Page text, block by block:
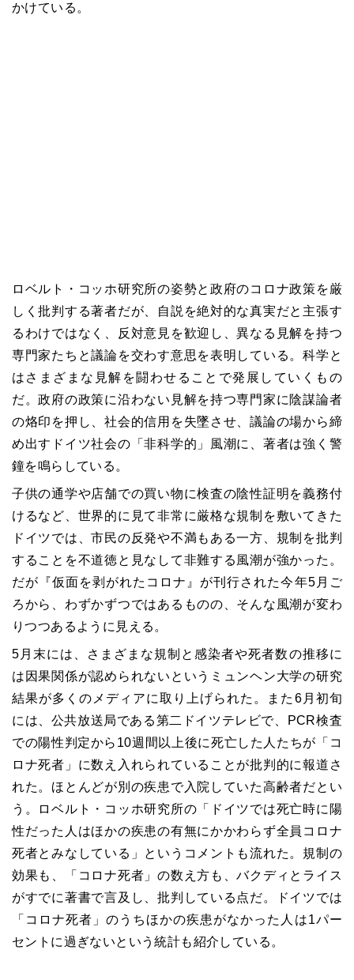
かけている。
ロベルト・コッホ研究所の姿勢と政府のコロナ政策を厳
しく批判する著者だが、自説を絶対的な真実だと主張す
るわけではなく、反対意見を歓迎し、異なる見解を持つ
専門家たちと議論を交わす意思を表明している。科学と
はさまざまな見解を闘わせることで発展していくもの
だ。政府の政策に沿わない見解を持つ専門家に陰謀論者
の烙印を押し、社会的信用を失墜させ、議論の場から締
め出すドイツ社会の「非科学的」風潮に、著者は強く警
鐘を鳴らしている。
子供の通学や店舗での買い物に検査の陰性証明を義務付
けるなど、世界的に見て非常に厳格な規制を敷いてきた
ドイツでは、市民の反発や不満もある一方、規制を批判
することを不道徳と見なして非難する風潮が強かった。
だが『仮面を剥がれたコロナ』が刊行された今年5月ご
ろから、わずかずつではあるものの、そんな風潮が変わ
りつつあるように見える。
5月末には、さまざまな規制と感染者や死者数の推移に
は因果関係が認められないというミュンヘン大学の研究
結果が多くのメディアに取り上げられた。また6月初旬
には、公共放送局である第二ドイツテレビで、PCR検査
での陽性判定から10週間以上後に死亡した人たちが「コ
ロナ死者」に数え入れられていることが批判的に報道さ
れた。ほとんどが別の疾患で入院していた高齢者だとい
う。ロベルト・コッホ研究所の「ドイツでは死亡時に陽
性だった人はほかの疾患の有無にかかわらず全員コロナ
死者とみなしている」というコメントも流れた。規制の
効果も、「コロナ死者」の数え方も、バクディとライス
がすでに著書で言及し、批判している点だ。ドイツでは
「コロナ死者」のうちほかの疾患がなかった人は1パー
セントに過ぎないという統計も紹介している。